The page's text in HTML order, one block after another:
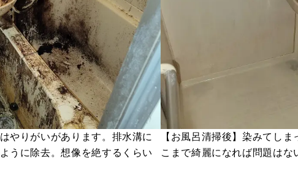
やりがいがあります。排水溝に
うに除去。想像を絶するくらい
【お風呂清掃後】染みてし
こまで綺麗になれば問題は